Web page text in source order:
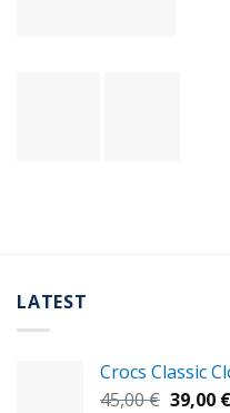
LATEST
Crocs Classic
45,00€ Original
39,00 €Η